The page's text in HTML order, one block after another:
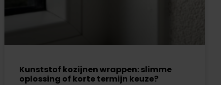
Kunststof kozijnen wrappen: slimme
oplossing of korte termijn keuze?